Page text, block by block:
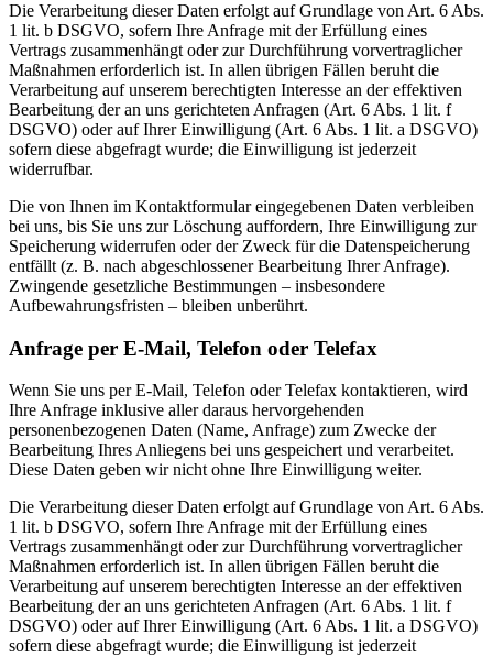
Die Verarbeitung dieser Daten erfolgt auf Grundlage von Art. 6 Abs.
1 lit. b DSGVO, sofern Ihre Anfrage mit der Erfüllung eines
Vertrags zusammenhängt oder zur Durchführung vorvertraglicher
Maßnahmen erforderlich ist. In allen übrigen Fällen beruht die
Verarbeitung auf unserem berechtigten Interesse an der effektiven
Bearbeitung der an uns gerichteten Anfragen (Art. 6 Abs. 1 lit. f
DSGVO) oder auf Ihrer Einwilligung (Art. 6 Abs. 1 lit. a DSGVO)
sofern diese abgefragt wurde; die Einwilligung ist jederzeit
widerrufbar.
Die von Ihnen im Kontaktformular eingegebenen Daten verbleiben
bei uns, bis Sie uns zur Löschung auffordern, Ihre Einwilligung zur
Speicherung widerrufen oder der Zweck für die Datenspeicherung
entfällt (z. B. nach abgeschlossener Bearbeitung Ihrer Anfrage).
Zwingende gesetzliche Bestimmungen – insbesondere
Aufbewahrungsfristen – bleiben unberührt.
Anfrage per E-Mail, Telefon oder Telefax
Wenn Sie uns per E-Mail, Telefon oder Telefax kontaktieren, wird
Ihre Anfrage inklusive aller daraus hervorgehenden
personenbezogenen Daten (Name, Anfrage) zum Zwecke der
Bearbeitung Ihres Anliegens bei uns gespeichert und verarbeitet.
Diese Daten geben wir nicht ohne Ihre Einwilligung weiter.
Die Verarbeitung dieser Daten erfolgt auf Grundlage von Art. 6 Abs.
1 lit. b DSGVO, sofern Ihre Anfrage mit der Erfüllung eines
Vertrags zusammenhängt oder zur Durchführung vorvertraglicher
Maßnahmen erforderlich ist. In allen übrigen Fällen beruht die
Verarbeitung auf unserem berechtigten Interesse an der effektiven
Bearbeitung der an uns gerichteten Anfragen (Art. 6 Abs. 1 lit. f
DSGVO) oder auf Ihrer Einwilligung (Art. 6 Abs. 1 lit. a DSGVO)
sofern diese abgefragt wurde; die Einwilligung ist jederzeit